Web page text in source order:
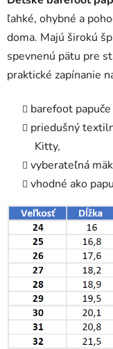
ľahké, ohybné a
doma. Majú širokú
spevnenú pätu pre
praktické zapínanie
barefoot
priedušný
Kitty,
vyberateľná
vhodné ako